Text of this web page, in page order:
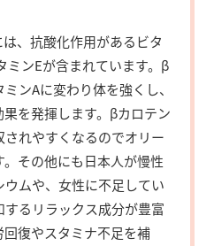
、抗酸化作用があるビタ
ミンEが含まれています。β
ンAに変わり体を強くし、
を発揮します。βカロテン
れやすくなるのでオリー
その他にも日本人が慢性
ムや、女性に不足してい
るリラックス成分が豊富
復やスタミナ不足を補